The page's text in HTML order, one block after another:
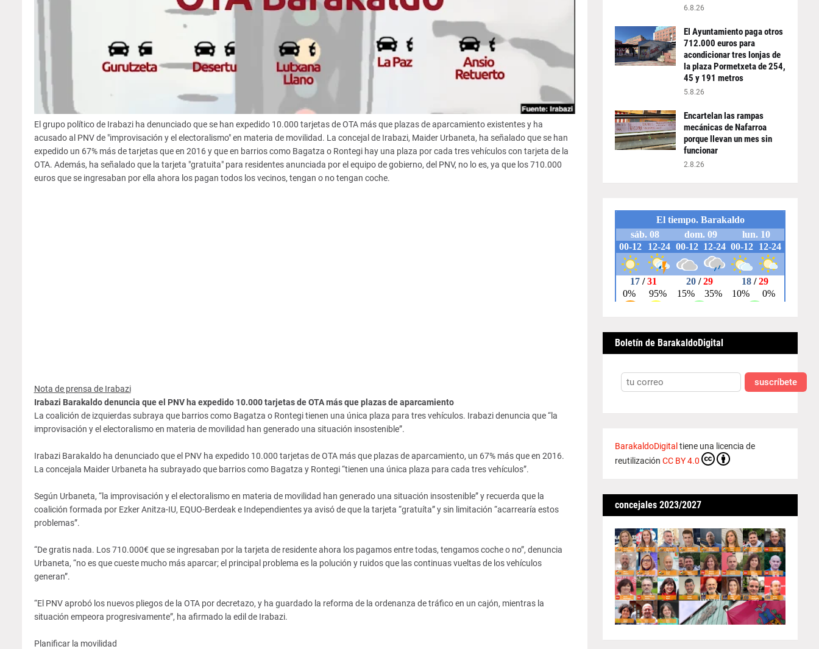
El grupo político de Irabazi ha denunciado que se han expedido 10.000 tarjetas de OTA más que plazas de aparcamiento existentes y ha
acusado al PNV de "improvisación y el electoralismo" en materia de movilidad. La concejal de Irabazi, Maider Urbaneta, ha señalado que se han
expedido un 67% más de tarjetas que en 2016 y que en barrios como Bagatza o Rontegi hay una plaza por cada tres vehículos con tarjeta de la
OTA. Además, ha señalado que la tarjeta "gratuita" para residentes anunciada por el equipo de gobierno, del PNV, no lo es, ya que los 710.000
euros que se ingresaban por ella ahora los pagan todos los vecinos, tengan o no tengan coche.
Nota de prensa de Irabazi
Irabazi Barakaldo denuncia que el PNV ha expedido 10.000 tarjetas de OTA más que plazas de aparcamiento
La coalición de izquierdas subraya que barrios como Bagatza o Rontegi tienen una única plaza para tres vehículos. Irabazi denuncia que “la
improvisación y el electoralismo en materia de movilidad han generado una situación insostenible”.
Irabazi Barakaldo ha denunciado que el PNV ha expedido 10.000 tarjetas de OTA más que plazas de aparcamiento, un 67% más que en 2016.
La concejala Maider Urbaneta ha subrayado que barrios como Bagatza y Rontegi “tienen una única plaza para cada tres vehículos”.
Según Urbaneta, “la improvisación y el electoralismo en materia de movilidad han generado una situación insostenible” y recuerda que la
coalición formada por Ezker Anitza-IU, EQUO-Berdeak e Independientes ya avisó de que la tarjeta “gratuíta” y sin limitación “acarrearía estos
problemas”.
“De gratis nada. Los 710.000€ que se ingresaban por la tarjeta de residente ahora los pagamos entre todas, tengamos coche o no”, denuncia
Urbaneta, “no es que cueste mucho más aparcar; el principal problema es la polución y ruidos que las continuas vueltas de los vehículos
generan”.
“El PNV aprobó los nuevos pliegos de la OTA por decretazo, y ha guardado la reforma de la ordenanza de tráfico en un cajón, mientras la
situación empeora progresivamente”, ha afirmado la edil de Irabazi.
Planificar la movilidad
6.8.26
El Ayuntamiento paga otros
712.000 euros para
acondicionar tres lonjas de
la plaza Pormetxeta de 254,
45 y 191 metros
5.8.26
Encartelan las rampas
mecánicas de Nafarroa
porque llevan un mes sin
funcionar
2.8.26
Boletín de BarakaldoDigital
suscríbete
BarakaldoDigital tiene una licencia de
reutilización CC BY 4.0
concejales 2023/2027